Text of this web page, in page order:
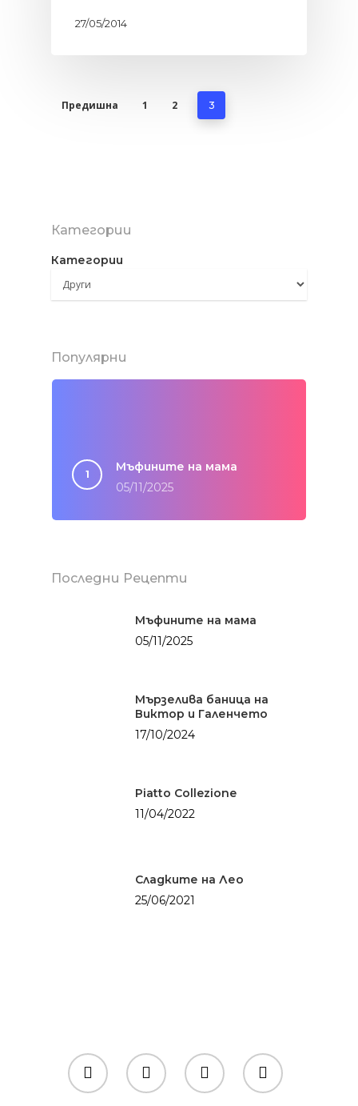
27/05/2014
Предишна 1 2 3
Категории
Категории
Популярни
Мъфините на мама
05/11/2025
Последни Рецепти
Мъфините на мама
05/11/2025
Мързелива баница на
Виктор и Галенчето
17/10/2024
Piatto Collezione
11/04/2022
Сладките на Лео
25/06/2021